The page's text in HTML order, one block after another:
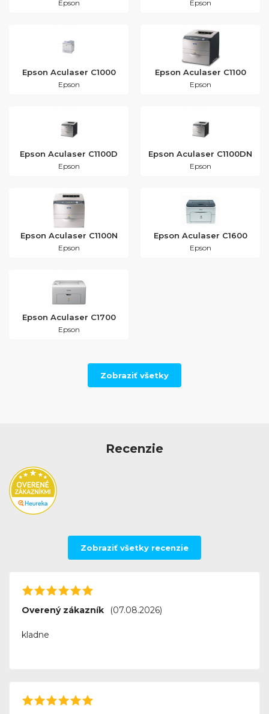
Epson Epson
Epson Aculaser C1000
Epson
Epson Aculaser C1100
Epson
Epson Aculaser C1100D
Epson
Epson Aculaser C1100DN
Epson
Epson Aculaser C1100N
Epson
Epson Aculaser C1600
Epson
Epson Aculaser C1700
Epson
Zobraziť všetky
Recenzie
Zobraziť všetky recenzie
Overený zákazník (07.08.2026)
kladne